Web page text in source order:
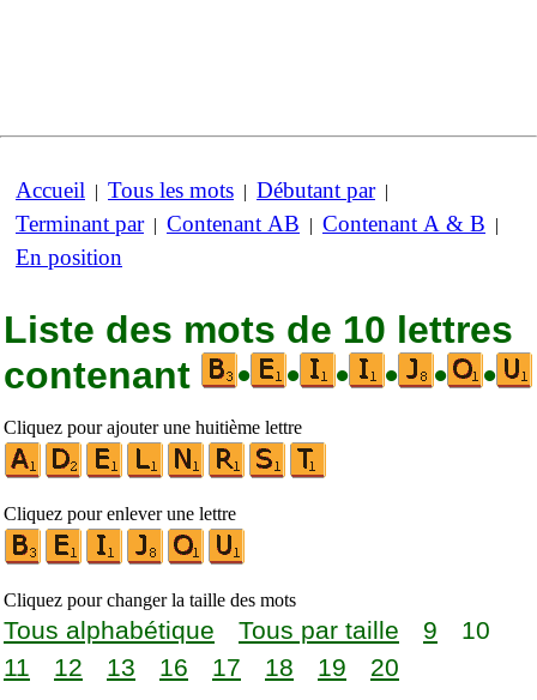
Accueil | Tous les mots | Débutant par|
Terminant par| Contenant AB | Contenant A & B |
En position
Liste des mots de 10 lettres
contenant
• • • • • •
Cliquez pour ajouter une huitième lettre
Cliquez pour enlever une lettre
Cliquez pour changer la taille des mots
Tous alphabétique Tous par taille 9
10
11
12 13 16 17 18 19 20